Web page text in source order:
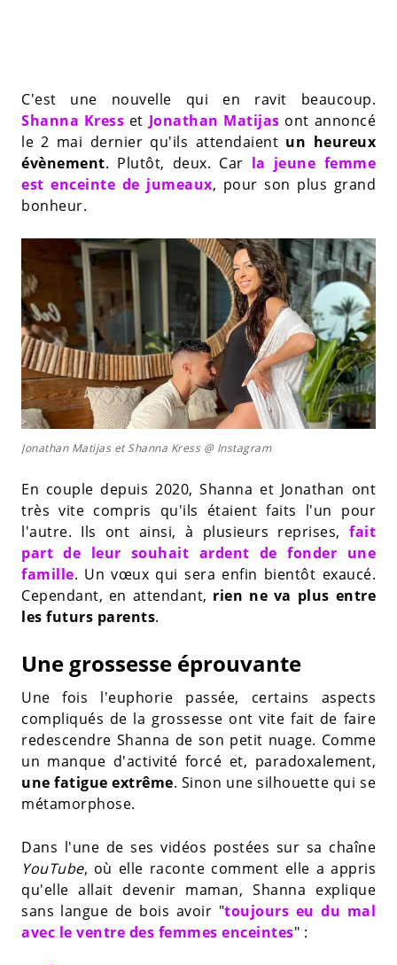
C'est une nouvelle qui en ravit beaucoup.
Shanna Kress et Jonathan Matijas ont annoncé
le 2 mai dernier qu'ils attendaient un heureux
évènement. Plutôt, deux. Car la jeune femme
est enceinte de jumeaux, pour son plus grand
bonheur.
Jonathan Matijas et Shanna Kress @ Instagram
En couple depuis 2020, Shanna et Jonathan ont
très vite compris qu'ils étaient faits l'un pour
l'autre. Ils ont ainsi, à plusieurs reprises, fait
part de leur souhait ardent de fonder une
famille. Un vœux qui sera enfin bientôt exaucé.
Cependant, en attendant, rien ne va plus entre
les futurs parents.
Une grossesse éprouvante
Une fois l'euphorie passée, certains aspects
compliqués de la grossesse ont vite fait de faire
redescendre Shanna de son petit nuage. Comme
un manque d'activité forcé et, paradoxalement,
une fatigue extrême. Sinon une silhouette qui se
métamorphose.
Dans l'une de ses vidéos postées sur sa chaîne
YouTube, où elle raconte comment elle a appris
qu'elle allait devenir maman, Shanna explique
sans langue de bois avoir "toujours eu du mal
avec le ventre des femmes enceintes" :